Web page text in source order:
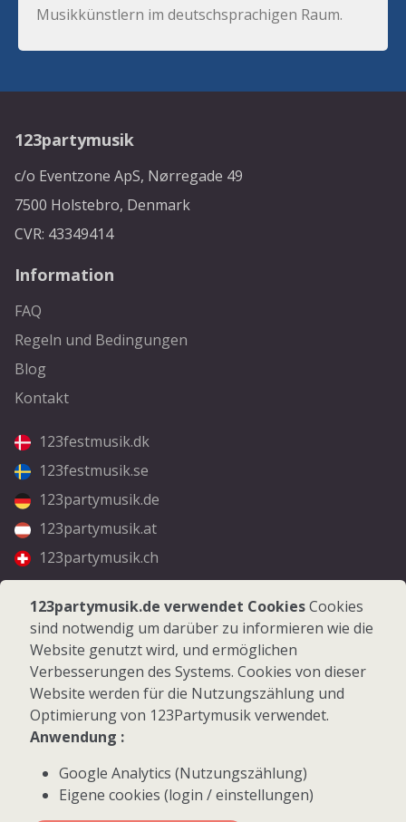
Musikkünstlern im deutschsprachigen Raum.
123partymusik
c/o Eventzone ApS, Nørregade 49
7500 Holstebro, Denmark
CVR: 43349414
Information
FAQ
Regeln und Bedingungen
Blog
Kontakt
123festmusik.dk
123festmusik.se
123partymusik.de
123partymusik.at
123partymusik.ch
Folgen Sie uns
Facebook
Instagram
© 2026 123Partymusik.de - Alle Rechte vorbehalten
123partymusik.de verwendet CookiesCookies
sind notwendig um darüber zu informieren wie die
Website genutzt wird, und ermöglichen
Verbesserungen des Systems. Cookies von dieser
Website werden für die Nutzungszählung und
Optimierung von 123Partymusik verwendet.
Anwendung :
Google Analytics (Nutzungszählung)
Eigene cookies (login / einstellungen)